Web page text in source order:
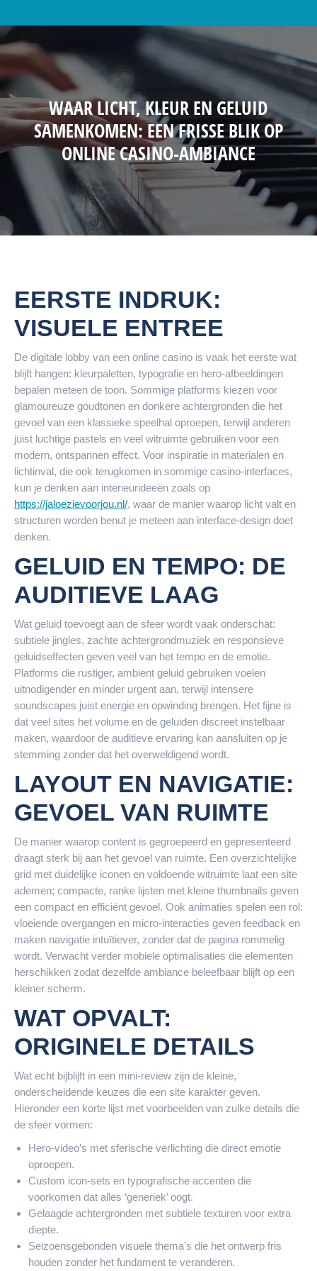
WAAR LICHT, KLEUR EN GELUID
SAMENKOMEN: EEN FRISSE BLIK OP
ONLINE CASINO-AMBIANCE
EERSTE INDRUK:
VISUELE ENTREE
De digitale lobby van een online casino is vaak het eerste wat
blijft hangen: kleurpaletten, typografie en hero-afbeeldingen
bepalen meteen de toon. Sommige platforms kiezen voor
glamoureuze goudtonen en donkere achtergronden die het
gevoel van een klassieke speelhal oproepen, terwijl anderen
juist luchtige pastels en veel witruimte gebruiken voor een
modern, ontspannen effect. Voor inspiratie in materialen en
lichtinval, die ook terugkomen in sommige casino-interfaces,
kun je denken aan interieurideeën zoals op
https://jaloezievoorjou.nl/, waar de manier waarop licht valt en
structuren worden benut je meteen aan interface-design doet
denken.
GELUID EN TEMPO: DE
AUDITIEVE LAAG
Wat geluid toevoegt aan de sfeer wordt vaak onderschat:
subtiele jingles, zachte achtergrondmuziek en responsieve
geluidseffecten geven veel van het tempo en de emotie.
Platforms die rustiger, ambient geluid gebruiken voelen
uitnodigender en minder urgent aan, terwijl intensere
soundscapes juist energie en opwinding brengen. Het fijne is
dat veel sites het volume en de geluiden discreet instelbaar
maken, waardoor de auditieve ervaring kan aansluiten op je
stemming zonder dat het overweldigend wordt.
LAYOUT EN NAVIGATIE:
GEVOEL VAN RUIMTE
De manier waarop content is gegroepeerd en gepresenteerd
draagt sterk bij aan het gevoel van ruimte. Een overzichtelijke
grid met duidelijke iconen en voldoende witruimte laat een site
ademen; compacte, ranke lijsten met kleine thumbnails geven
een compact en efficiënt gevoel. Ook animaties spelen een rol:
vloeiende overgangen en micro-interacties geven feedback en
maken navigatie intuïtiever, zonder dat de pagina rommelig
wordt. Verwacht verder mobiele optimalisaties die elementen
herschikken zodat dezelfde ambiance beleefbaar blijft op een
kleiner scherm.
WAT OPVALT:
ORIGINELE DETAILS
Wat echt bijblijft in een mini-review zijn de kleine,
onderscheidende keuzes die een site karakter geven.
Hieronder een korte lijst met voorbeelden van zulke details die
de sfeer vormen:
Hero-video’s met sferische verlichting die direct emotie
oproepen.
Custom icon-sets en typografische accenten die
voorkomen dat alles ‘generiek’ oogt.
Gelaagde achtergronden met subtiele texturen voor extra
diepte.
Seizoensgebonden visuele thema’s die het ontwerp fris
houden zonder het fundament te veranderen.